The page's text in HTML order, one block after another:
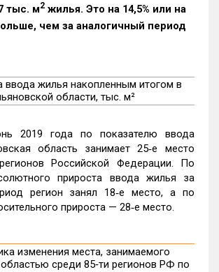
тыс. м2 жилья. Это на 14,5% или на
чем за аналогичный период
2019 года по показателю ввода
область занимает 25‑е место
Российской Федерации. По
прироста ввода жилья за
регион занял 18‑е место, а по
прироста — 28‑е место.